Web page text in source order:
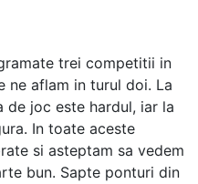
trei competitii in
ne aflam in turul doi. La
de joc este hardul, iar la
In toate aceste
si asteptam sa vedem
bun. Sapte ponturi din